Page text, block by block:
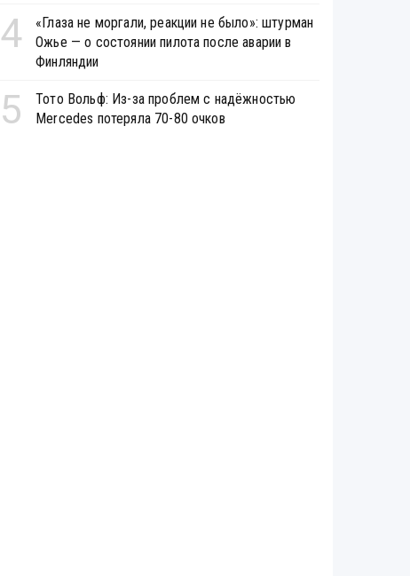
4
«Глаза не моргали, реакции не было»: штурман
Ожье — о состоянии пилота после аварии в
Финляндии
5
Тото Вольф: Из-за проблем с надёжностью
Mercedes потеряла 70-80 очков